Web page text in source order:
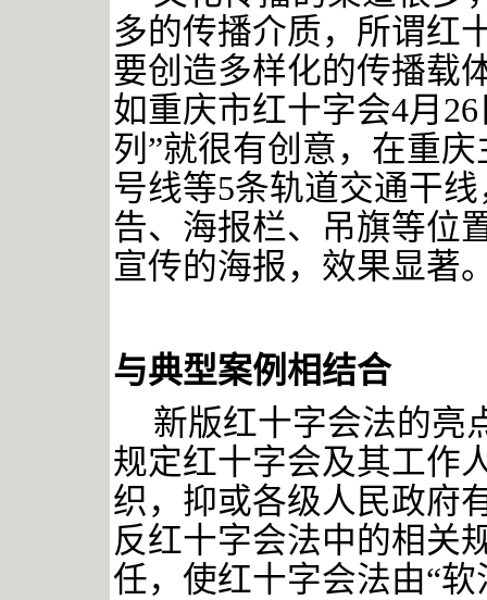
多的传播介质，所谓红
要创造多样化的传播载
如重庆市红十字会4月
列”就很有创意，在重
号线等5条轨道交通干
告、海报栏、吊旗等位
宣传的海报，效果显著
与典型案例相结合
新版红十字会法的亮
规定红十字会及其工作
织，抑或各级人民政府
反红十字会法中的相关
任，使红十字会法由“